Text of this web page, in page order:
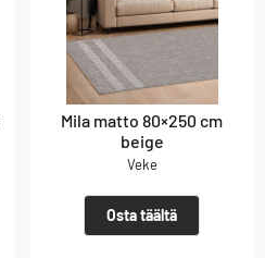
Mila matto 80×250 cm
beige
Veke
Osta täältä